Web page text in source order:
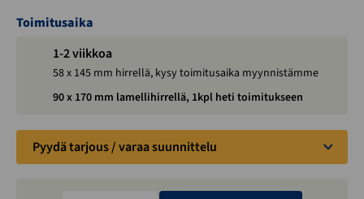
Toimitusaika
1-2 viikkoa
58 x 145 mm hirrellä, kysy toimitusaika myynnistämme
90 x 170 mm lamellihirrellä, 1kpl heti toimitukseen
Pyydä tarjous / varaa suunnittelu